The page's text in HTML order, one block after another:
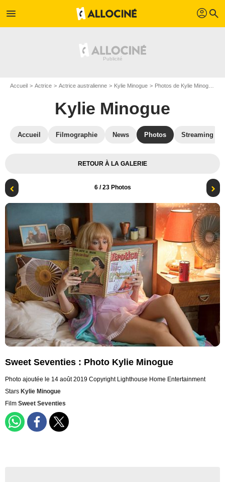
menu profil search
Accueil Actrice Actrice australienne Kylie Minogue Photos de Kylie Minogue
Kylie Minogue
Accueil Filmographie News Photos Streaming
RETOUR À LA GALERIE
6/ 23 Photos
Sweet Seventies : Photo Kylie Minogue
Photo ajoutée le 14 août 2019 Copyright Lighthouse Home Entertainment
Stars Kylie Minogue
Film Sweet Seventies